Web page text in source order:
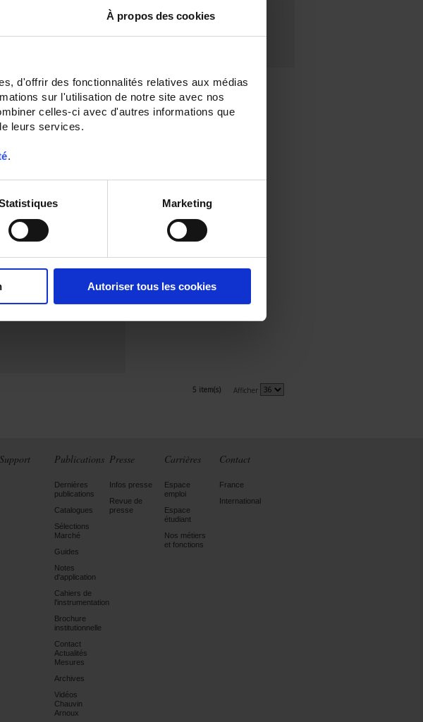
À propos des cookies
d'offrir des fonctionnalités relatives aux médias
sur l'utilisation de notre site avec nos
celles-ci avec d'autres informations que
leurs services.
.
Marketing
Autoriser tous les cookies
sans contact et
K
5 item(s) Afficher
Support Publications
Dernières
publications
Catalogues
Sélections
Marché
Guides
Notes
d'application
Cahiers de
l'instrumentation
Brochure
institutionnelle
Contact
Actualités
Mesures
Archives
Vidéos
Chauvin
Arnoux
Presse
Infos presse
Revue de
presse
Carrières
Espace
emploi
Espace
étudiant
Nos métiers
et fonctions
Contact
France
International